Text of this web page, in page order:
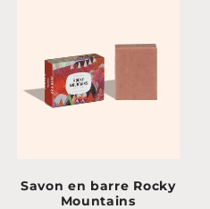
Savon en barre Rocky
Mountains